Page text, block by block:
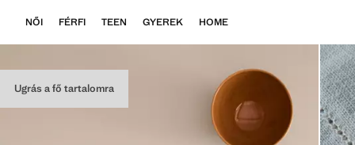
Ugrás a fő tartalomra
NŐI FÉRFI TEEN GYEREK HOME